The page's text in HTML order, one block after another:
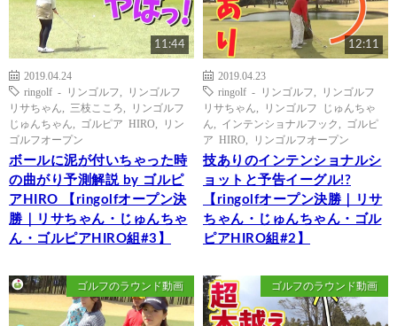
11:44
2019.04.24
ringolf - リンゴルフ
リンゴルフ
リサちゃん
三枝こころ
リンゴルフ
じゅんちゃん
ゴルピア HIRO
リン
ゴルフオープン
ボールに泥が付いちゃった時
の曲がり予測解説 by ゴルピ
アHIRO 【ringolfオープン決
勝｜リサちゃん・じゅんちゃ
ん・ゴルピアHIRO組#3】
12:11
2019.04.23
ringolf - リンゴルフ
リンゴルフ
リサちゃん
リンゴルフ じゅんちゃ
ん
インテンショナルフック
ゴルピ
ア HIRO
リンゴルフオープン
技ありのインテンショナルシ
ョットと予告イーグル!?
【ringolfオープン決勝｜リサ
ちゃん・じゅんちゃん・ゴル
ピアHIRO組#2】
ゴルフのラウンド動画 ゴルフのラウンド動画